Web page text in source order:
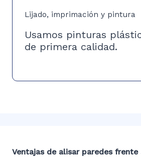
Lijado, imprimación y pintura
Usamos pinturas
de primera calidad.
Ventajas de alisar paredes